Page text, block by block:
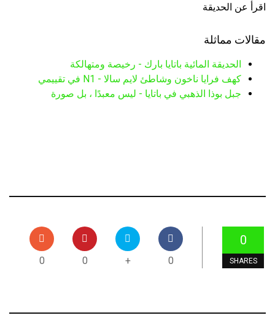
اقرأ عن الحديقة
مقالات مماثلة
الحديقة المائية باتايا بارك - رخيصة ومتهالكة
كهف فرايا ناخون وشاطئ لايم سالا - N1 في تقييمي
جبل بوذا الذهبي في باتايا - ليس معبدًا ، بل صورة
0
SHARES
0
+
0
0